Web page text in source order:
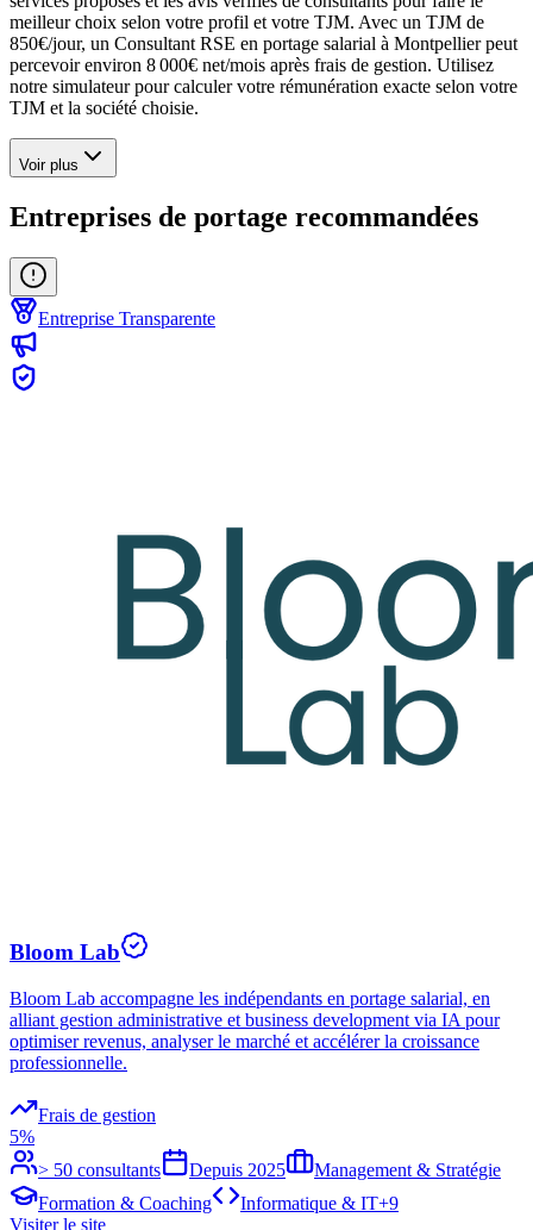
meilleur choix selon votre profil et votre TJM. Avec un TJM de
850€/jour, un Consultant RSE en portage salarial à Montpellier peut
percevoir environ 8 000€ net/mois après frais de gestion. Utilisez
notre simulateur pour calculer votre rémunération exacte selon votre
TJM et la société choisie.
Voir plus
Entreprises de portage recommandées
Entreprise Transparente
Bloom Lab
Bloom Lab accompagne les indépendants en portage salarial, en
alliant gestion administrative et business development via IA pour
optimiser revenus, analyser le marché et accélérer la croissance
professionnelle.
Frais de gestion
5%
> 50 consultants
Depuis 2025
Management & Stratégie
Formation & Coaching
Informatique & IT+9
Visiter le site